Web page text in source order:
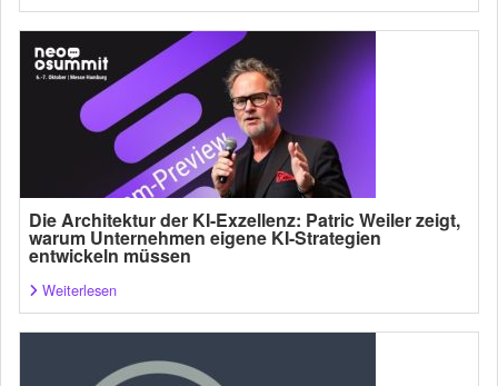
Die Architektur der KI-Exzellenz: Patric Weiler zeigt,
warum Unternehmen eigene KI-Strategien
entwickeln müssen
Weiterlesen